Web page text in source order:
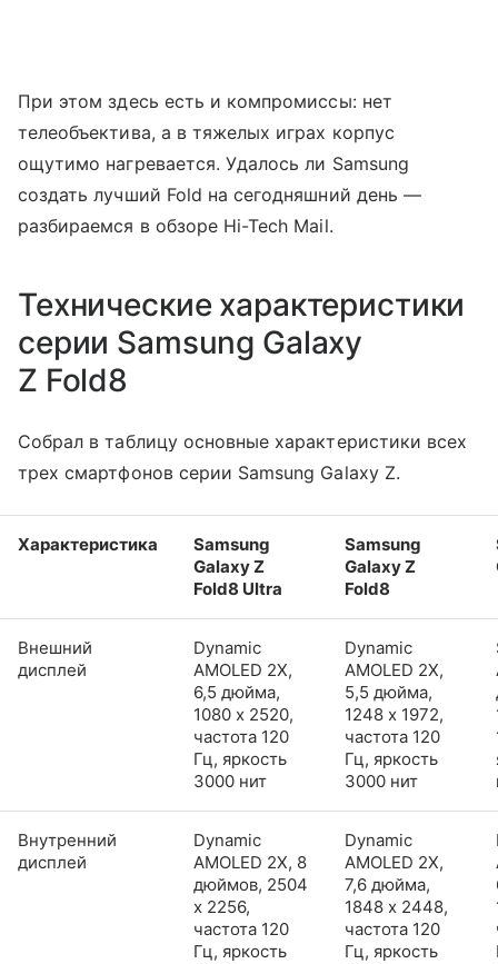
При этом здесь есть и компромиссы: нет
телеобъектива, а в тяжелых играх корпус
ощутимо нагревается. Удалось ли Samsung
создать лучший Fold на сегодняшний день —
разбираемся в обзоре Hi-Tech Mail.
Технические характеристики
серии Samsung Galaxy
Z Fold8
Собрал в таблицу основные характеристики всех
трех смартфонов серии Samsung Galaxy Z.
Характеристика
Samsung
Galaxy Z
Fold8 Ultra
Samsung
Galaxy Z
Fold8
Внешний
дисплей
Dynamic
AMOLED 2X,
6,5 дюйма,
1080 x 2520,
частота 120
Гц, яркость
3000 нит
Dynamic
AMOLED 2X,
5,5 дюйма,
1248 x 1972,
частота 120
Гц, яркость
3000 нит
Внутренний
дисплей
Dynamic
AMOLED 2X, 8
дюймов, 2504
x 2256,
частота 120
Гц, яркость
Dynamic
AMOLED 2X,
7,6 дюйма,
1848 x 2448,
частота 120
Гц, яркость